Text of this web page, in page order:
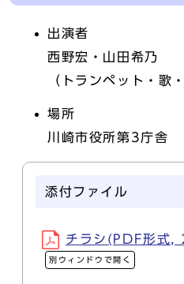
出演者
西野宏・山田希乃
（トランペット・歌
場所
川崎市役所第3庁舎
添付ファイル
チラシ(PDF形式
別ウィンドウで開く